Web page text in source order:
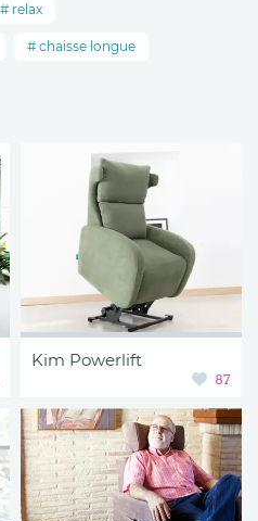
relax
chaisse longue
Kim Powerlift
87